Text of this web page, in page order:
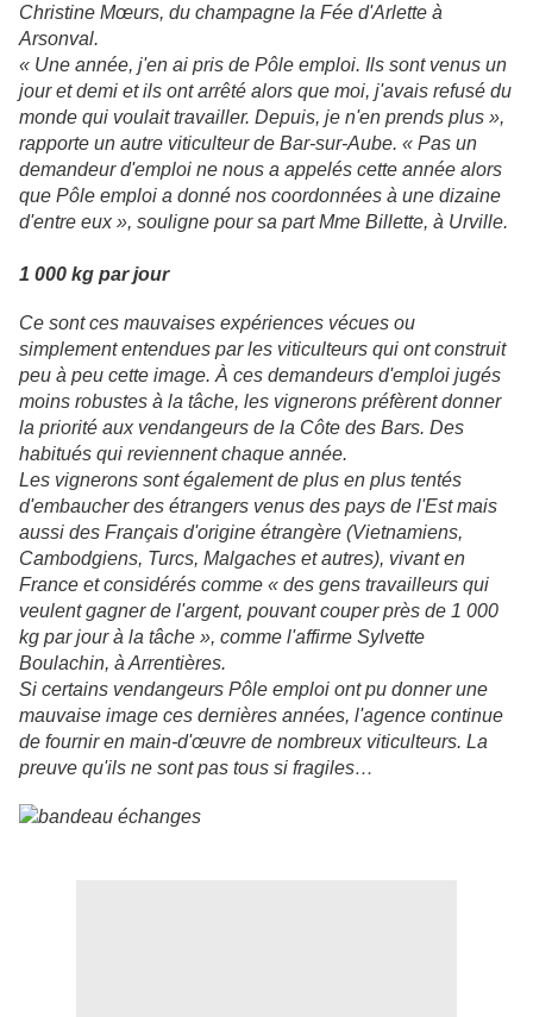
Christine Mœurs, du champagne la Fée d'Arlette à
Arsonval.
« Une année, j'en ai pris de Pôle emploi. Ils sont venus un
jour et demi et ils ont arrêté alors que moi, j'avais refusé du
monde qui voulait travailler. Depuis, je n'en prends plus »,
rapporte un autre viticulteur de Bar-sur-Aube. « Pas un
demandeur d'emploi ne nous a appelés cette année alors
que Pôle emploi a donné nos coordonnées à une dizaine
d'entre eux », souligne pour sa part Mme Billette, à Urville.
1 000 kg par jour
Ce sont ces mauvaises expériences vécues ou
simplement entendues par les viticulteurs qui ont construit
peu à peu cette image. À ces demandeurs d'emploi jugés
moins robustes à la tâche, les vignerons préfèrent donner
la priorité aux vendangeurs de la Côte des Bars. Des
habitués qui reviennent chaque année.
Les vignerons sont également de plus en plus tentés
d'embaucher des étrangers venus des pays de l'Est mais
aussi des Français d'origine étrangère (Vietnamiens,
Cambodgiens, Turcs, Malgaches et autres), vivant en
France et considérés comme « des gens travailleurs qui
veulent gagner de l'argent, pouvant couper près de 1 000
kg par jour à la tâche », comme l'affirme Sylvette
Boulachin, à Arrentières.
Si certains vendangeurs Pôle emploi ont pu donner une
mauvaise image ces dernières années, l'agence continue
de fournir en main-d'œuvre de nombreux viticulteurs. La
preuve qu'ils ne sont pas tous si fragiles…